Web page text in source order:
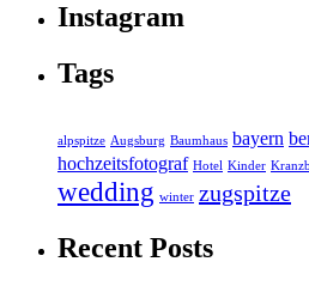
Instagram
Tags
alpspitze Augsburg Baumhaus bayern
hochzeitsfotograf Hotel Kinder
wedding winter zugspitze
Recent Posts